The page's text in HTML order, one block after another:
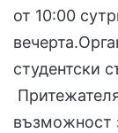
от 10:00
студентски
възможност